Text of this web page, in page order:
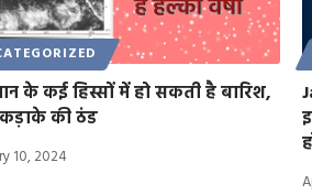
के कई हिस्सों में हो सकती है बारिश,
की ठंड
10, 2024